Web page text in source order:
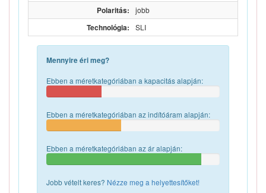
Polaritás: jobb
Technológia: SLI
Mennyire éri meg?
Ebben a méretkategóriában a kapacitás alapján:
Ebben a méretkategóriában az indítóáram alapján:
Ebben a méretkategóriában az ár alapján:
Jobb vételt keres? Nézze meg a helyettesítőket!